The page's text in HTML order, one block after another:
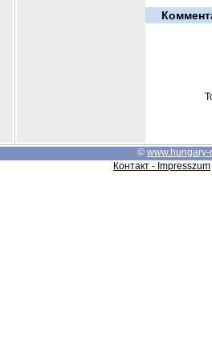
© www.hungary-
Контакт - Impresszum